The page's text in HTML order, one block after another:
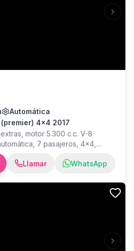
Next
Automática
4x4 2017
motor 5.300 c.c. V-8
7 pasajeros, 4x4,
sunroof, aro "20,
disponible.
Llamar WhatsApp
Next